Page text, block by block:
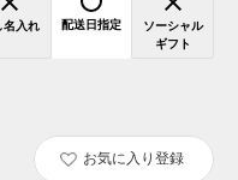
名入れ 配送日指定
ソーシャル
ギフト
お気に入り登録